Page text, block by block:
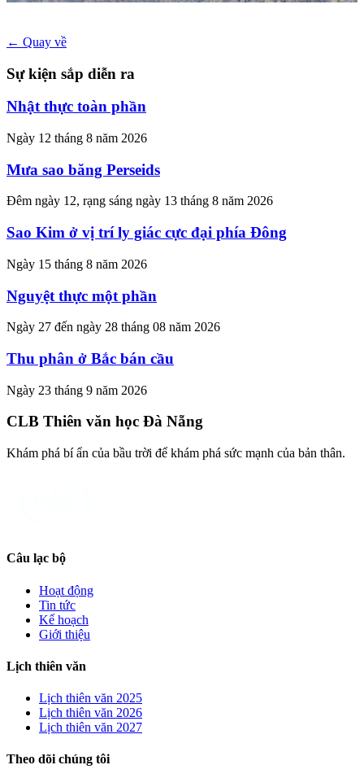
← Quay về
Sự kiện sắp diễn ra
Nhật thực toàn phần
Ngày 12 tháng 8 năm 2026
Mưa sao băng Perseids
Đêm ngày 12, rạng sáng ngày 13 tháng 8 năm 2026
Sao Kim ở vị trí ly giác cực đại phía Đông
Ngày 15 tháng 8 năm 2026
Nguyệt thực một phần
Ngày 27 đến ngày 28 tháng 08 năm 2026
Thu phân ở Bắc bán cầu
Ngày 23 tháng 9 năm 2026
CLB Thiên văn học Đà Nẵng
Khám phá bí ẩn của bầu trời để khám phá sức mạnh của bản thân.
Câu lạc bộ
Hoạt động
Tin tức
Kế hoạch
Giới thiệu
Lịch thiên văn
Lịch thiên văn 2025
Lịch thiên văn 2026
Lịch thiên văn 2027
Theo dõi chúng tôi